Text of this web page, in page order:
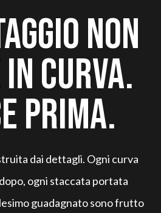
non
in curva.
prima.
dai dettagli. Ogni curva
ogni staccata portata
guadagnato sono frutto